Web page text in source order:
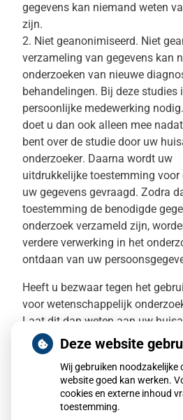
gegevens kan niemand weten
zijn.
2. Niet geanonimiseerd. Niet
verzameling van gegevens kan
onderzoeken van nieuwe
behandelingen. Bij deze studies
persoonlijke medewerking nodig.
doet u dan ook alleen mee nadat
bent over de studie door uw
onderzoeker. Daarna wordt uw
uitdrukkelijke toestemming voor
uw gegevens gevraagd. Zodra
toestemming de benodigde
onderzoek verzameld zijn,
verdere verwerking in het
ontdaan van uw
Heeft u bezwaar tegen het
voor wetenschappelijk
Laat dit dan weten aan uw
uw gegevens registreren
verzameld worden
voor
Mocht u geen bezwaar hebben t
verzameling van uw gegevens,
persoonlijk benaderd worden
Deze website
Wij gebruiken noodzakelijke
website goed kan werken.
cookies en externe inhoud
toestemming.